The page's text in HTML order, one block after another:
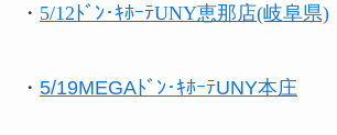
・ 5/12ﾄﾞﾝ･ｷﾎｰﾃUNY恵那店(岐阜県)
・ 5/19MEGAﾄﾞﾝ･ｷﾎｰﾃUNY本庄